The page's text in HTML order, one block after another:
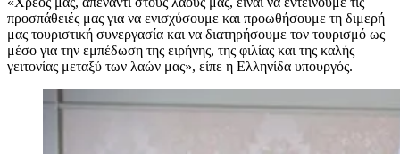
προσπάθειές μας για να ενισχύσουμε και προωθήσουμε τη διμερή
μας τουριστική συνεργασία και να διατηρήσουμε τον τουρισμό ως
μέσο για την εμπέδωση της ειρήνης, της φιλίας και της καλής
γειτονίας μεταξύ των λαών μας», είπε η Ελληνίδα υπουργός.